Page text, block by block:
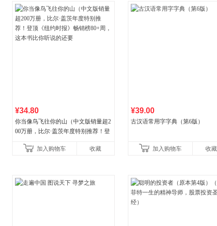
¥34.80
你当像鸟飞往你的山（中文版销量超2
00万册，比尔·盖茨年度特别推荐！登
比你听说的还要
加入购物车 收藏
¥39.00
古汉语常用字字典（第6版）
加入购物车 收藏